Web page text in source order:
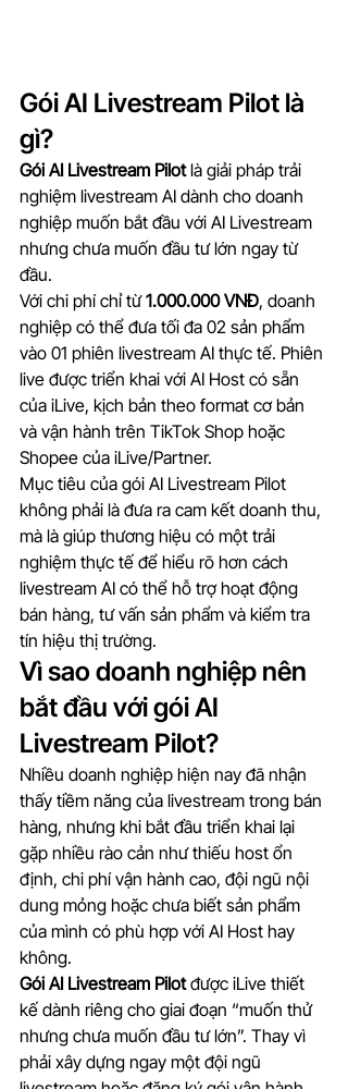
Gói AI Livestream Pilot là
gì?
Gói AI Livestream Pilot là giải pháp trải
nghiệm livestream AI dành cho doanh
nghiệp muốn bắt đầu với AI Livestream
nhưng chưa muốn đầu tư lớn ngay từ
đầu.
Với chi phí chỉ từ 1.000.000 VNĐ, doanh
nghiệp có thể đưa tối đa 02 sản phẩm
vào 01 phiên livestream AI thực tế. Phiên
live được triển khai với AI Host có sẵn
của iLive, kịch bản theo format cơ bản
và vận hành trên TikTok Shop hoặc
Shopee của iLive/Partner.
Mục tiêu của gói AI Livestream Pilot
không phải là đưa ra cam kết doanh thu,
mà là giúp thương hiệu có một trải
nghiệm thực tế để hiểu rõ hơn cách
livestream AI có thể hỗ trợ hoạt động
bán hàng, tư vấn sản phẩm và kiểm tra
tín hiệu thị trường.
Vì sao doanh nghiệp nên
bắt đầu với gói AI
Livestream Pilot?
Nhiều doanh nghiệp hiện nay đã nhận
thấy tiềm năng của livestream trong bán
hàng, nhưng khi bắt đầu triển khai lại
gặp nhiều rào cản như thiếu host ổn
định, chi phí vận hành cao, đội ngũ nội
dung mỏng hoặc chưa biết sản phẩm
của mình có phù hợp với AI Host hay
không.
Gói AI Livestream Pilot được iLive thiết
kế dành riêng cho giai đoạn “muốn thử
nhưng chưa muốn đầu tư lớn”. Thay vì
phải xây dựng ngay một đội ngũ